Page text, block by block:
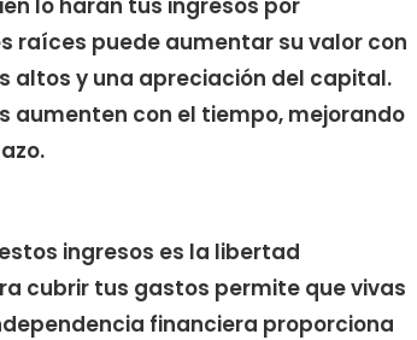
lo harán tus ingresos por
raíces puede aumentar su valor con
altos y una apreciación del capital.
aumenten con el tiempo, mejorando
ingresos es la libertad
cubrir tus gastos permite que vivas
financiera proporciona